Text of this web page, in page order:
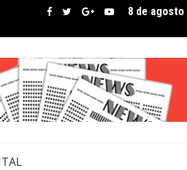
assina lista de convidados em8 de agosto